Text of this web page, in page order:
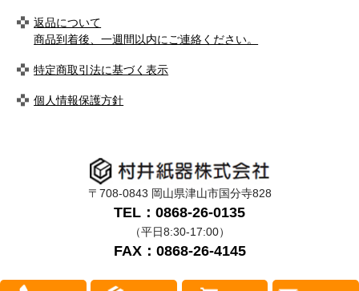
返品について
商品到着後、一週間以内にご連絡ください。
特定商取引法に基づく表示
個人情報保護方針
〒708-0843 岡山県津山市国分寺828
TEL：0868-26-0135
（平日8:30-17:00）
FAX：0868-26-4145